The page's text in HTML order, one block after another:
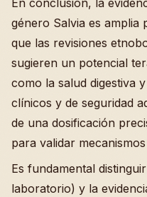
En conclusión, la
género Salvia es amplia
que las revisiones
sugieren un potencial
como la salud digestiva
clínicos y de seguridad
de una dosificación
para validar
Es fundamental
laboratorio) y la